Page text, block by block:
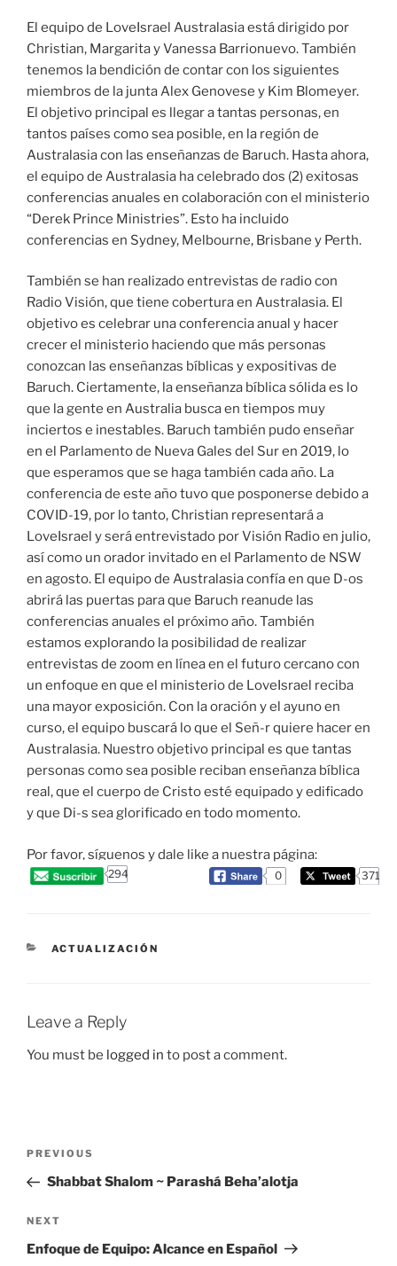
El equipo de LoveIsrael Australasia está dirigido por
Christian, Margarita y Vanessa Barrionuevo. También
tenemos la bendición de contar con los siguientes
miembros de la junta Alex Genovese y Kim Blomeyer.
El objetivo principal es llegar a tantas personas, en
tantos países como sea posible, en la región de
Australasia con las enseñanzas de Baruch. Hasta ahora,
el equipo de Australasia ha celebrado dos (2) exitosas
conferencias anuales en colaboración con el ministerio
“Derek Prince Ministries”. Esto ha incluido
conferencias en Sydney, Melbourne, Brisbane y Perth.
También se han realizado entrevistas de radio con
Radio Visión, que tiene cobertura en Australasia. El
objetivo es celebrar una conferencia anual y hacer
crecer el ministerio haciendo que más personas
conozcan las enseñanzas bíblicas y expositivas de
Baruch. Ciertamente, la enseñanza bíblica sólida es lo
que la gente en Australia busca en tiempos muy
inciertos e inestables. Baruch también pudo enseñar
en el Parlamento de Nueva Gales del Sur en 2019, lo
que esperamos que se haga también cada año. La
conferencia de este año tuvo que posponerse debido a
COVID-19, por lo tanto, Christian representará a
LoveIsrael y será entrevistado por Visión Radio en julio,
así como un orador invitado en el Parlamento de NSW
en agosto. El equipo de Australasia confía en que D-os
abrirá las puertas para que Baruch reanude las
conferencias anuales el próximo año. También
estamos explorando la posibilidad de realizar
entrevistas de zoom en línea en el futuro cercano con
un enfoque en que el ministerio de LoveIsrael reciba
una mayor exposición. Con la oración y el ayuno en
curso, el equipo buscará lo que el Señ-r quiere hacer en
Australasia. Nuestro objetivo principal es que tantas
personas como sea posible reciban enseñanza bíblica
real, que el cuerpo de Cristo esté equipado y edificado
y que Di-s sea glorificado en todo momento.
Por favor, síguenos y dale like a nuestra página:
294 0 371
CATEGORIES
ACTUALIZACIÓN
Leave a Reply
You must be logged in to post a comment.
Previous
Post
PREVIOUS
Shabbat Shalom ~ Parashá Beha’alotja
Next
Post
NEXT
Enfoque de Equipo: Alcance en Español